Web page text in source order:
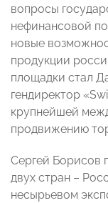
вопросы
нефинансовой
новые
продукции
площадки стал
гендиректор
крупнейшей
продвижению
Сергей Борисов
двух стран –
несырьевом